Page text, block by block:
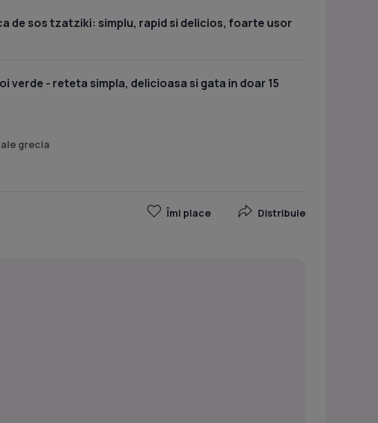
de sos tzatziki: simplu, rapid si delicios, foarte usor
verde - reteta simpla, delicioasa si gata in doar 15
grecia
Îmi place Distribuie